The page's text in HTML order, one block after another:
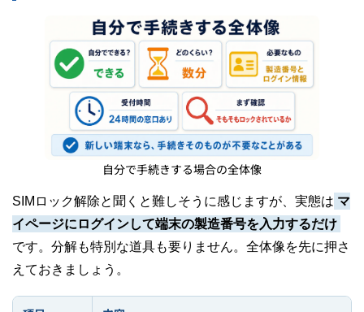
自分で手続きする場合の全体像
SIMロック解除と聞くと難しそうに感じますが、実態は マ
イページにログインして端末の製造番号を入力するだけ
です。分解も特別な道具も要りません。全体像を先に押さ
えておきましょう。